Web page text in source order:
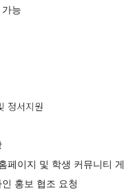
능
정서지원
지 및 학생 커뮤니티 게
홍보 협조 요청